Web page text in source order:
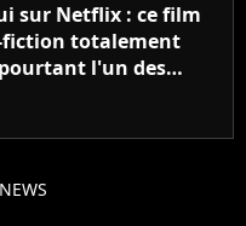
sur Netflix : ce film
fiction totalement
l'un des
années 2010